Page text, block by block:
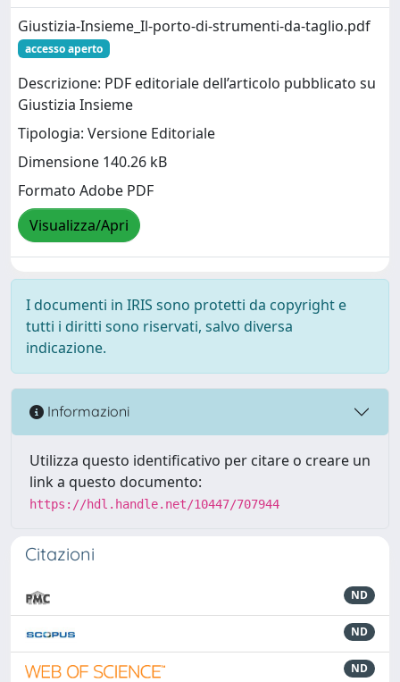
Giustizia-Insieme_Il-porto-di-strumenti-da-taglio.pdf
accesso aperto
Descrizione: PDF editoriale dell’articolo pubblicato su
Giustizia Insieme
Tipologia: Versione Editoriale
Dimensione 140.26 kB
Formato Adobe PDF
Visualizza/Apri
I documenti in IRIS sono protetti da copyright e
tutti i diritti sono riservati, salvo diversa
indicazione.
Informazioni
Utilizza questo identificativo per citare o creare un
link a questo documento:
https://hdl.handle.net/10447/707944
Citazioni
ND
ND
ND